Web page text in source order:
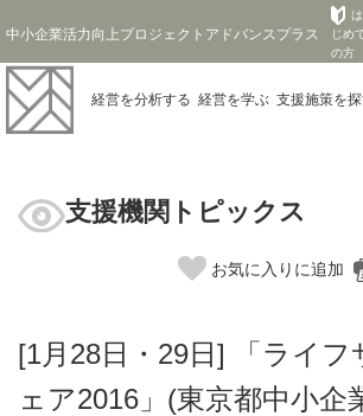
中小企業活力向上プロジェクトアドバンスプラス
は
じめ
の方
経営を分析する 経営を学ぶ 支援施策を
支援機関トピックス
お気に入りに追加
[1月28日・29日] 「ライフ
ェア2016」(東京都中小企